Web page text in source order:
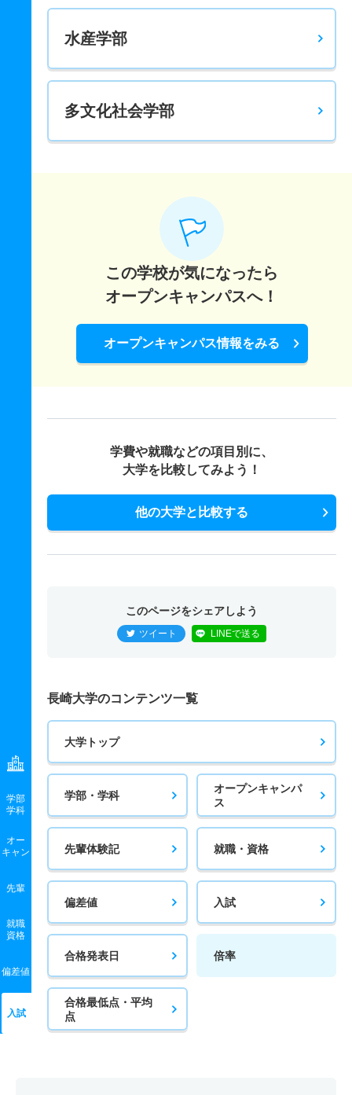
学部
学科
オー
キャン
先輩
就職
資格
偏差値
入試
水産学部
多文化社会学部
この学校が気になったら
オープンキャンパスへ！
オープンキャンパス情報をみる
学費や就職などの項目別に、
大学を比較してみよう！
他の大学と比較する
このページをシェアしよう
ツイート LINEで送る
長崎大学のコンテンツ一覧
大学トップ
学部・学科
オープンキャンパ
ス
先輩体験記 就職・資格
偏差値 入試
合格発表日 倍率
合格最低点・平均
点